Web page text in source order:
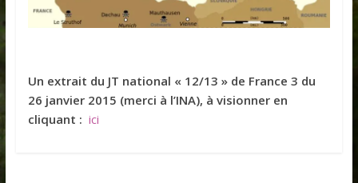
Un extrait du JT national « 12/13 » de France 3 du
26 janvier 2015 (merci à l’INA), à visionner en
cliquant : ici